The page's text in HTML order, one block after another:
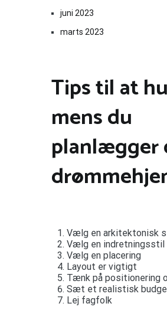
juni 2023
marts 2023
Tips til at
mens du
planlægger
Vælg en arkitektonisk
Vælg en indretningsstil
Vælg en placering
Layout er vigtigt
Tænk på positionering
Sæt et realistisk
Lej fagfolk